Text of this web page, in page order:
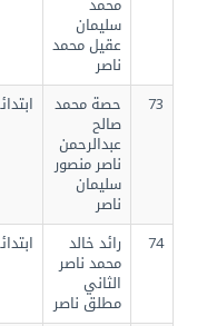
سليمان
عقيل محمد
حصة محمد
صالح
عبدالرحمن
ناصر منصور
سليمان
ابتدائي
رائد خالد
محمد ناصر
الثاني
مطلق ناصر
ابتدائي